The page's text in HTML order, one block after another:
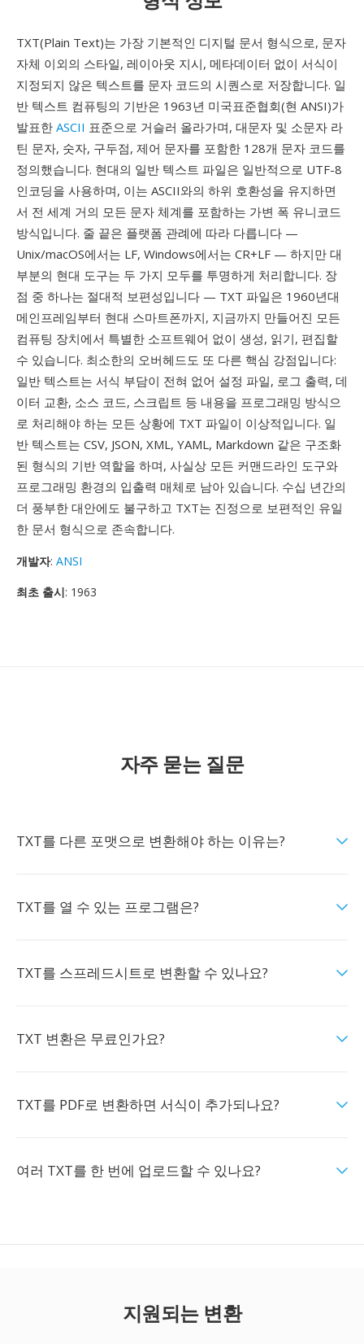
TXT(Plain Text)는 가장 기본적인 디지털 문서 형식으로, 문자
자체 이외의 스타일, 레이아웃 지시, 메타데이터 없이 서식이
지정되지 않은 텍스트를 문자 코드의 시퀀스로 저장합니다. 일
반 텍스트 컴퓨팅의 기반은 1963년 미국표준협회(현 ANSI)가
발표한 ASCII 표준으로 거슬러 올라가며, 대문자 및 소문자 라
틴 문자, 숫자, 구두점, 제어 문자를 포함한 128개 문자 코드를
정의했습니다. 현대의 일반 텍스트 파일은 일반적으로 UTF-8
인코딩을 사용하며, 이는 ASCII와의 하위 호환성을 유지하면
서 전 세계 거의 모든 문자 체계를 포함하는 가변 폭 유니코드
방식입니다. 줄 끝은 플랫폼 관례에 따라 다릅니다 —
Unix/macOS에서는 LF, Windows에서는 CR+LF — 하지만 대
부분의 현대 도구는 두 가지 모두를 투명하게 처리합니다. 장
점 중 하나는 절대적 보편성입니다 — TXT 파일은 1960년대
메인프레임부터 현대 스마트폰까지, 지금까지 만들어진 모든
컴퓨팅 장치에서 특별한 소프트웨어 없이 생성, 읽기, 편집할
수 있습니다. 최소한의 오버헤드도 또 다른 핵심 강점입니다:
일반 텍스트는 서식 부담이 전혀 없어 설정 파일, 로그 출력, 데
이터 교환, 소스 코드, 스크립트 등 내용을 프로그래밍 방식으
로 처리해야 하는 모든 상황에 TXT 파일이 이상적입니다. 일
반 텍스트는 CSV, JSON, XML, YAML, Markdown 같은 구조화
된 형식의 기반 역할을 하며, 사실상 모든 커맨드라인 도구와
프로그래밍 환경의 입출력 매체로 남아 있습니다. 수십 년간의
더 풍부한 대안에도 불구하고 TXT는 진정으로 보편적인 유일
한 문서 형식으로 존속합니다.
개발자: ANSI
최초 출시: 1963
자주 묻는 질문
TXT를 다른 포맷으로 변환해야 하는 이유는?
TXT를 열 수 있는 프로그램은?
TXT를 스프레드시트로 변환할 수 있나요?
TXT 변환은 무료인가요?
TXT를 PDF로 변환하면 서식이 추가되나요?
여러 TXT를 한 번에 업로드할 수 있나요?
지원되는 변환